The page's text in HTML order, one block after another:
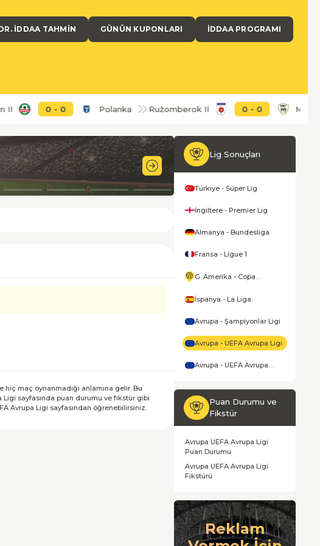
İDDAA TAHMIN GÜNÜN KUPONLARI İDDAA PROGRAMI
0- Polanka Ružomberok II 0- MSK
9'
maç oynanmadığı anlamına gelir. Bu
Ligi sayfasında puan durumu ve fikstür gibi
Avrupa Ligi sayfasından öğrenebilirsiniz.
Lig Sonuçları
Türkiye - Süper Lig
İngiltere - Premier Lig
Almanya - Bundesliga
Fransa - Ligue 1
G. Amerika - Copa
İspanya - La Liga
Avrupa - Şampiyonlar Ligi
Avrupa - UEFA Avrupa Ligi
Avrupa - UEFA Avrupa
Puan Durumu ve
Fikstür
Avrupa UEFA Avrupa Ligi
Puan Durumu
Avrupa UEFA Avrupa Ligi
Fikstürü
Reklam